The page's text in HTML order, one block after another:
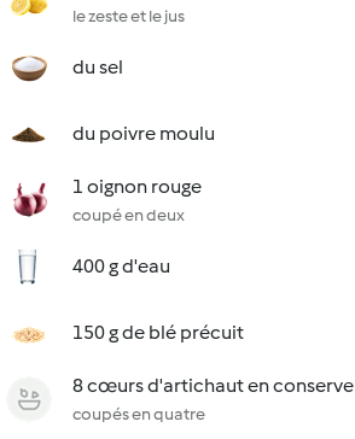
le zeste et le jus
du sel
du poivre moulu
1 oignon rouge
coupé en deux
400 g d'eau
150 g de blé précuit
8 cœurs d'artichaut en conserve
coupés en quatre